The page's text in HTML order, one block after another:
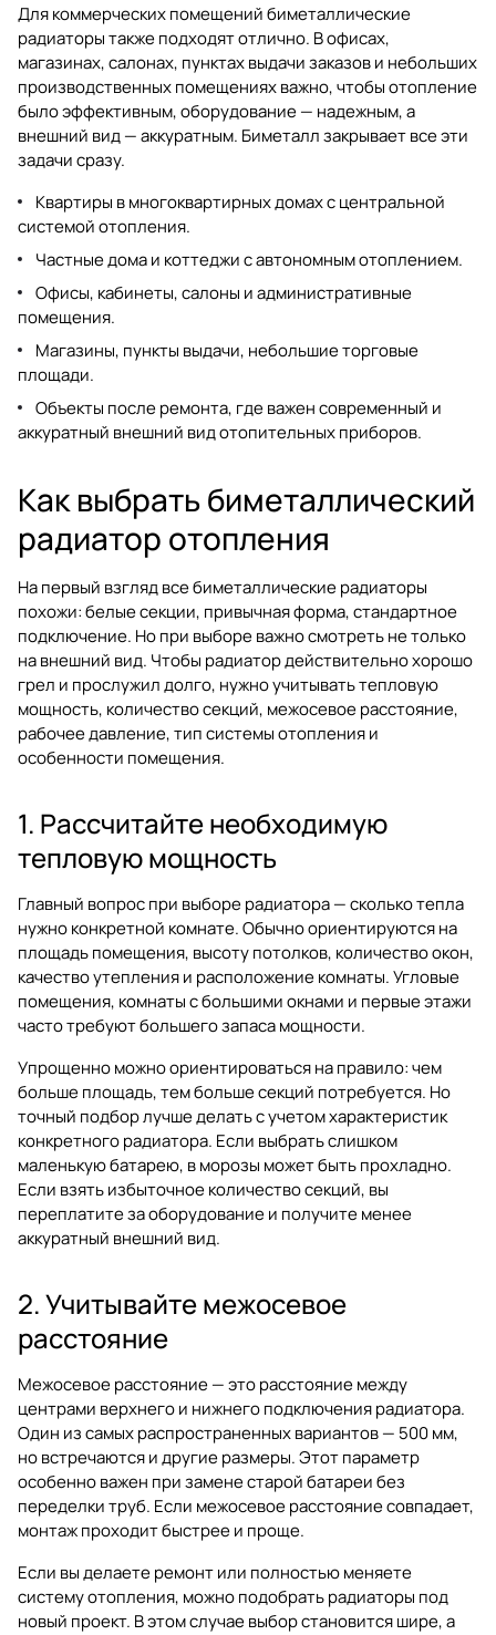
Для коммерческих помещений биметаллические
радиаторы также подходят отлично. В офисах,
магазинах, салонах, пунктах выдачи заказов и небольших
производственных помещениях важно, чтобы отопление
было эффективным, оборудование — надежным, а
внешний вид — аккуратным. Биметалл закрывает все эти
задачи сразу.
Квартиры в многоквартирных домах с центральной
системой отопления.
Частные дома и коттеджи с автономным отоплением.
Офисы, кабинеты, салоны и административные
помещения.
Магазины, пункты выдачи, небольшие торговые
площади.
Объекты после ремонта, где важен современный и
аккуратный внешний вид отопительных приборов.
Как выбрать биметаллический
радиатор отопления
На первый взгляд все биметаллические радиаторы
похожи: белые секции, привычная форма, стандартное
подключение. Но при выборе важно смотреть не только
на внешний вид. Чтобы радиатор действительно хорошо
грел и прослужил долго, нужно учитывать тепловую
мощность, количество секций, межосевое расстояние,
рабочее давление, тип системы отопления и
особенности помещения.
1. Рассчитайте необходимую
тепловую мощность
Главный вопрос при выборе радиатора — сколько тепла
нужно конкретной комнате. Обычно ориентируются на
площадь помещения, высоту потолков, количество окон,
качество утепления и расположение комнаты. Угловые
помещения, комнаты с большими окнами и первые этажи
часто требуют большего запаса мощности.
Упрощенно можно ориентироваться на правило: чем
больше площадь, тем больше секций потребуется. Но
точный подбор лучше делать с учетом характеристик
конкретного радиатора. Если выбрать слишком
маленькую батарею, в морозы может быть прохладно.
Если взять избыточное количество секций, вы
переплатите за оборудование и получите менее
аккуратный внешний вид.
2. Учитывайте межосевое
расстояние
Межосевое расстояние — это расстояние между
центрами верхнего и нижнего подключения радиатора.
Один из самых распространенных вариантов — 500 мм,
но встречаются и другие размеры. Этот параметр
особенно важен при замене старой батареи без
переделки труб. Если межосевое расстояние совпадает,
монтаж проходит быстрее и проще.
Если вы делаете ремонт или полностью меняете
систему отопления, можно подобрать радиаторы под
новый проект. В этом случае выбор становится шире, а